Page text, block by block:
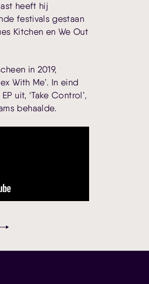
heeft hij
festivals gestaan
Kitchen en We Out
in 2019,
With Me’. In eind
uit, ‘Take Control’,
behaalde.